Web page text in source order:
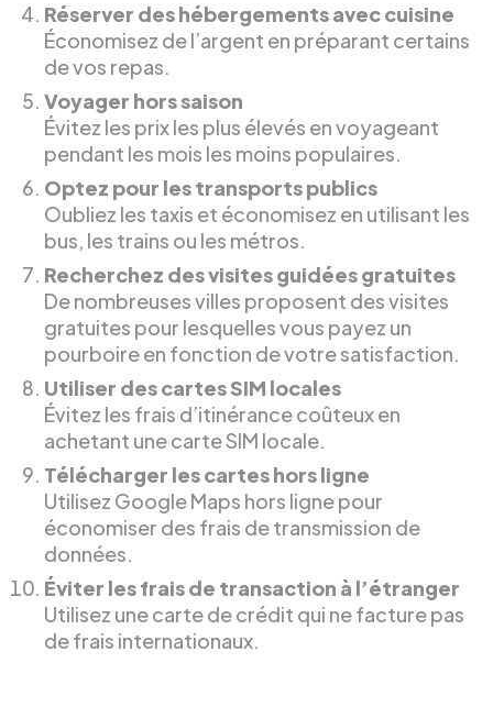
Réserver des hébergements avec cuisine
Économisez de l’argent en préparant certains
de vos repas.
Voyager hors saison
Évitez les prix les plus élevés en voyageant
pendant les mois les moins populaires.
Optez pour les transports publics
Oubliez les taxis et économisez en utilisant les
bus, les trains ou les métros.
Recherchez des visites guidées gratuites
De nombreuses villes proposent des visites
gratuites pour lesquelles vous payez un
pourboire en fonction de votre satisfaction.
Utiliser des cartes SIM locales
Évitez les frais d’itinérance coûteux en
achetant une carte SIM locale.
Télécharger les cartes hors ligne
Utilisez Google Maps hors ligne pour
économiser des frais de transmission de
données.
Éviter les frais de transaction à l’étranger
Utilisez une carte de crédit qui ne facture pas
de frais internationaux.